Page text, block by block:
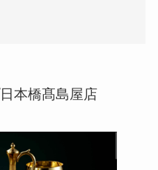
本橋髙島屋店